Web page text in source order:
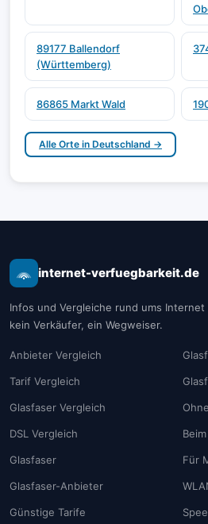
89177 Ballendorf
(Württemberg)
86865 Markt Wald
Alle Orte in Deutschland →
internet-verfuegbarkeit.de
Infos und Vergleiche rund ums
kein Verkäufer, ein Wegweiser.
Anbieter Vergleich
Tarif Vergleich
Glasfaser Vergleich
DSL Vergleich
Glasfaser
Glasfaser-Anbieter
Günstige Tarife
Für